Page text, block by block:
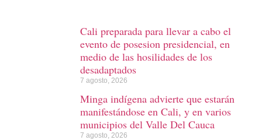
Cali preparada para llevar a cabo el
evento de posesion presidencial, en
medio de las hosilidades de los
desadaptados
7 agosto, 2026
Minga indígena advierte que estarán
manifestándose en Cali, y en varios
municipios del Valle Del Cauca
7 agosto, 2026